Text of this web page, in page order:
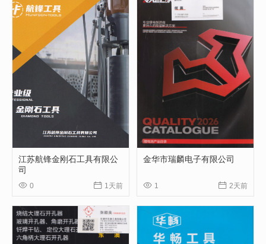
江苏航锋金刚石工具有限公
司
 0  1天前
金华市瑞麟电子有限公司
 1  2天前